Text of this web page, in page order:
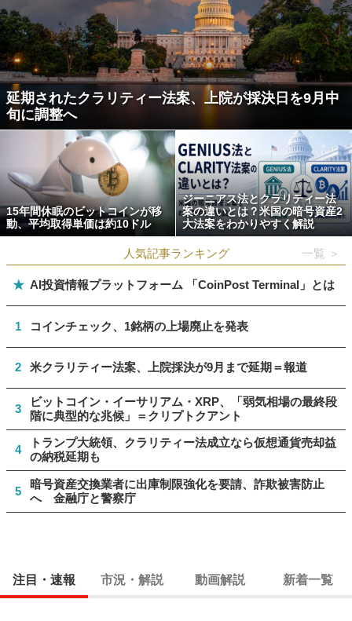
延期されたクラリティー法案、上院が採決日を9月中
旬に調整へ
15年間休眠のビットコインが移
動、平均取得単価は約10ドル
ジーニアス法とクラリティー法
案の違いとは？米国の暗号資産2
大法案をわかりやすく解説
人気記事ランキング 一覧 ＞
★ AI投資情報プラットフォーム 「CoinPost Terminal」とは
1 コインチェック、1銘柄の上場廃止を発表
2 米クラリティー法案、上院採決が9月まで延期＝報道
3
ビットコイン・イーサリアム・XRP、「弱気相場の最終段
階に典型的な兆候」＝クリプトクアント
4
トランプ大統領、クラリティー法成立なら仮想通貨売却益
の納税延期も
5
暗号資産交換業者に出庫制限強化を要請、詐欺被害防止
へ 金融庁と警察庁
注目・速報 市況・解説 動画解説 新着一覧